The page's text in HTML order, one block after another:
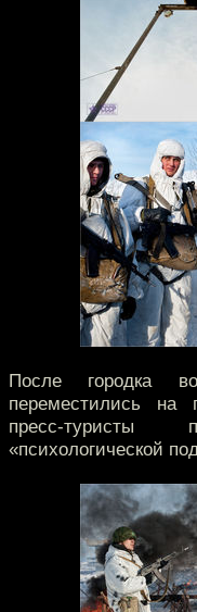
После городка
переместились на
пресс-
«психологической